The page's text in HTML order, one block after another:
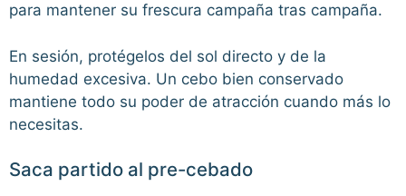
para mantener su frescura campaña tras campaña.
En sesión, protégelos del sol directo y de la
humedad excesiva. Un cebo bien conservado
mantiene todo su poder de atracción cuando más lo
necesitas.
Saca partido al pre-cebado